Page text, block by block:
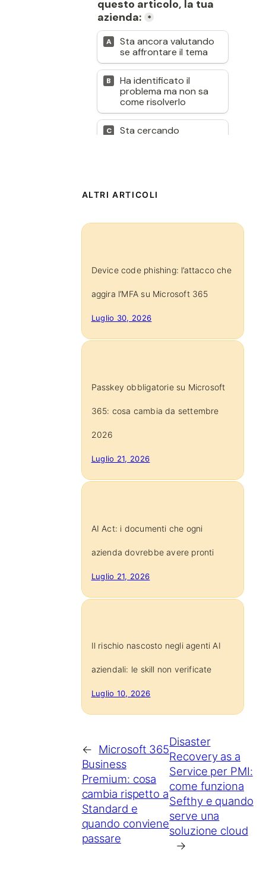
ALTRI ARTICOLI
Device code phishing: l’attacco che
aggira l’MFA su Microsoft 365
Luglio 30, 2026
Passkey obbligatorie su Microsoft
365: cosa cambia da settembre
2026
Luglio 21, 2026
AI Act: i documenti che ogni
azienda dovrebbe avere pronti
Luglio 21, 2026
Il rischio nascosto negli agenti AI
aziendali: le skill non verificate
Luglio 10, 2026
← Microsoft 365
Business
Premium: cosa
cambia rispetto a
Standard e
quando conviene
passare
Disaster
Recovery as a
Service per PMI:
come funziona
Sefthy e quando
serve una
soluzione cloud
→